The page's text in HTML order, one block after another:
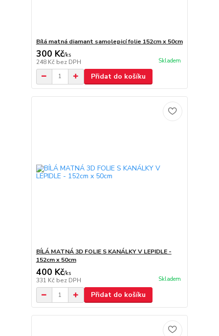
Bílá matná diamant samolepicí folie 152cm x 50cm
300 Kč/ks
248 Kč bez DPH Skladem
Přidat do košíku
BÍLÁ MATNÁ 3D FOLIE S KANÁLKY V LEPIDLE -
152cm x 50cm
400 Kč/ks
331 Kč bez DPH Skladem
Přidat do košíku